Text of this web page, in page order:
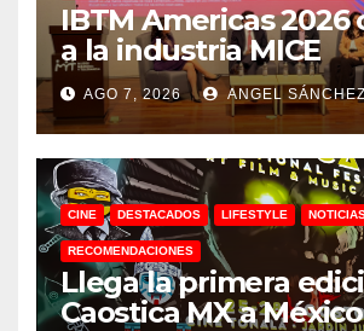
IBTM Americas 2026
a la industria MICE
AGO 7, 2026 ANGEL
CINE DESTACADOS LIFESTYLE
RECOMENDACIONES
Llega la primera
Caostica MX a México